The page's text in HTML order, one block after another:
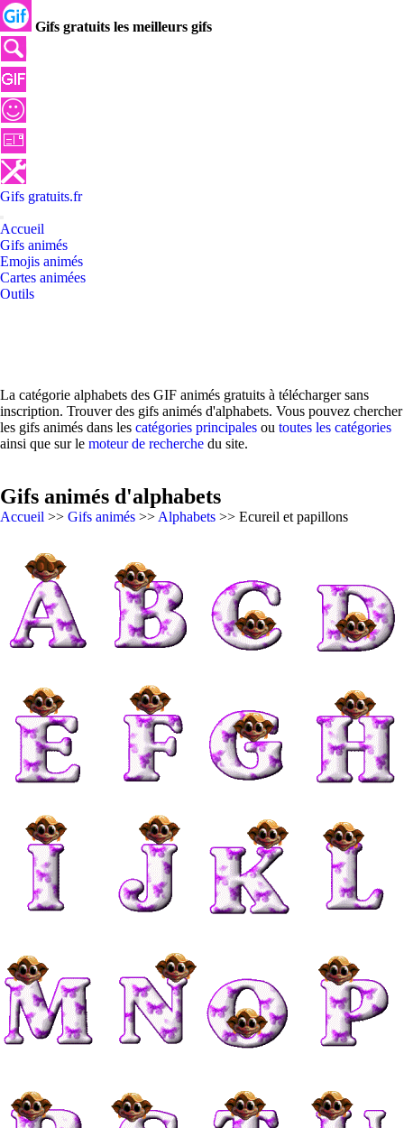
Gifs gratuits les meilleurs gifs
Gifs gratuits.fr
Accueil
Gifs animés
Emojis animés
Cartes animées
Outils
La catégorie alphabets des GIF animés gratuits à télécharger sans
inscription. Trouver des gifs animés d'alphabets. Vous pouvez chercher
les gifs animés dans les catégories principales ou toutes les catégories
ainsi que sur le moteur de recherche du site.
Gifs animés d'alphabets
Accueil >> Gifs animés >> Alphabets >> Ecureil et papillons